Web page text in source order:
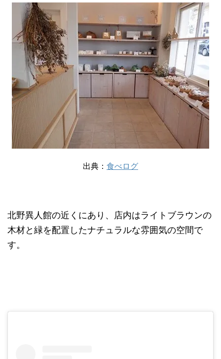
出典： 食べログ
北野異人館の近くにあり、店内はライトブラウンの
木材と緑を配置したナチュラルな雰囲気の空間で
す。